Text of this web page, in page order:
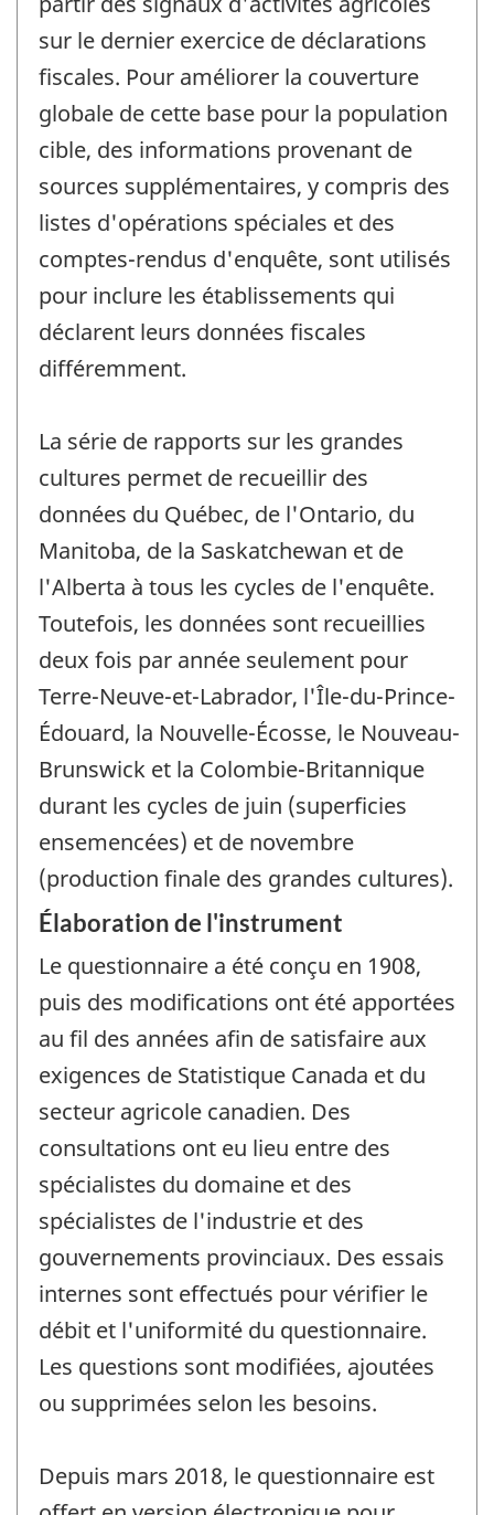
sur le dernier exercice de déclarations
fiscales. Pour améliorer la couverture
globale de cette base pour la population
cible, des informations provenant de
sources supplémentaires, y compris des
listes d'opérations spéciales et des
comptes-rendus d'enquête, sont utilisés
pour inclure les établissements qui
déclarent leurs données fiscales
différemment.
La série de rapports sur les grandes
cultures permet de recueillir des
données du Québec, de l'Ontario, du
Manitoba, de la Saskatchewan et de
l'Alberta à tous les cycles de l'enquête.
Toutefois, les données sont recueillies
deux fois par année seulement pour
Terre-Neuve-et-Labrador, l'Île-du-Prince-
Édouard, la Nouvelle-Écosse, le Nouveau-
Brunswick et la Colombie-Britannique
durant les cycles de juin (superficies
ensemencées) et de novembre
(production finale des grandes cultures).
Élaboration de l'instrument
Le questionnaire a été conçu en 1908,
puis des modifications ont été apportées
au fil des années afin de satisfaire aux
exigences de Statistique Canada et du
secteur agricole canadien. Des
consultations ont eu lieu entre des
spécialistes du domaine et des
spécialistes de l'industrie et des
gouvernements provinciaux. Des essais
internes sont effectués pour vérifier le
débit et l'uniformité du questionnaire.
Les questions sont modifiées, ajoutées
ou supprimées selon les besoins.
Depuis mars 2018, le questionnaire est